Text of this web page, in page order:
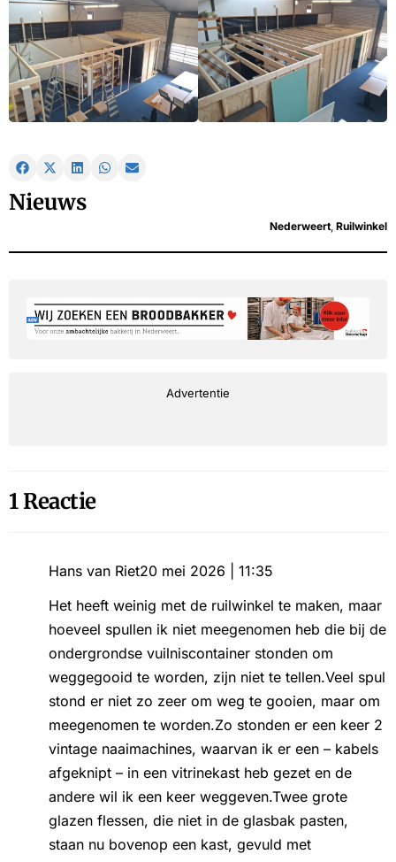
Nieuws
Nederweert, Ruilwinkel
Advertentie
1 Reactie
Hans van Riet20 mei 2026 | 11:35
Het heeft weinig met de ruilwinkel te maken, maar
hoeveel spullen ik niet meegenomen heb die bij de
ondergrondse vuilniscontainer stonden om
weggegooid te worden, zijn niet te tellen.Veel spul
stond er niet zo zeer om weg te gooien, maar om
meegenomen te worden.Zo stonden er een keer 2
vintage naaimachines, waarvan ik er een – kabels
afgeknipt – in een vitrinekast heb gezet en de
andere wil ik een keer weggeven.Twee grote
glazen flessen, die niet in de glasbak pasten,
staan nu bovenop een kast, gevuld met